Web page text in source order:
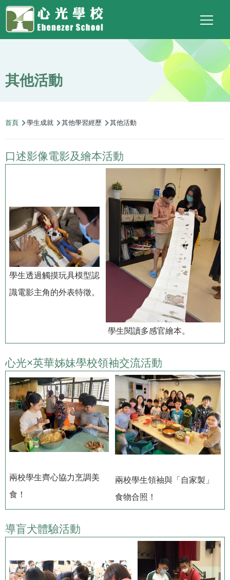
移至主內容
Top
Social
Link
Language
switcher
Main
navigation
其他活動
導
連
結
首頁 學生成就 其他學習經歷 其他活動
口述影像電影及繪本活動
學生透過觸摸玩具模型認
識電影主角的外表特徵。
學生閱讀多感官繪本。
心光×英華姊妹學校領袖交流活動
兩校學生齊心協力烹調美
食！
兩校學生領袖與「自家製」
食物合照！
導盲犬體驗活動